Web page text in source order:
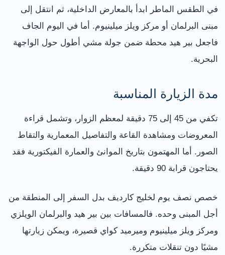
في الطقس الماطر ابدأ بالمعارض الداخلية، ثم انتقل إلى
مبنى البرلمان أو مركز ويلز ميلينيوم. أما في اليوم الجاف
فاجعل بير هيد محطة ضمن جولة مشي أطول حول الواجهة
البحرية.
مدة الزيارة المناسبة
تكفي من 45 إلى 75 دقيقة لمعظم الزوار، وتشمل قراءة
المعروضات ومشاهدة القاعة والتفاصيل المعمارية والتقاط
الصور. أما المهتمون بتاريخ الموانئ والعمارة الفيكتورية فقد
يحتاجون قرابة 90 دقيقة.
خصص نصف يوم لخليج كارديف بدل السفر إلى المنطقة من
أجل المبنى وحده. فالمسافات بين بير هيد والبرلمان الويلزي
ومركز ويلز ميلينيوم وميرميد كواي قصيرة، ويمكن زيارتها
مشيًا دون تنقلات متكررة.